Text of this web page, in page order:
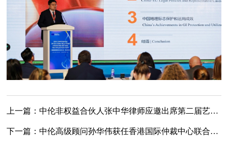
上一篇：中伦非权益合伙人张中华律师应邀出席第二届艺术法学专业委员会学术会议并作主题分享
下一篇：中伦高级顾问孙华伟获任香港国际仲裁中心联合副主席